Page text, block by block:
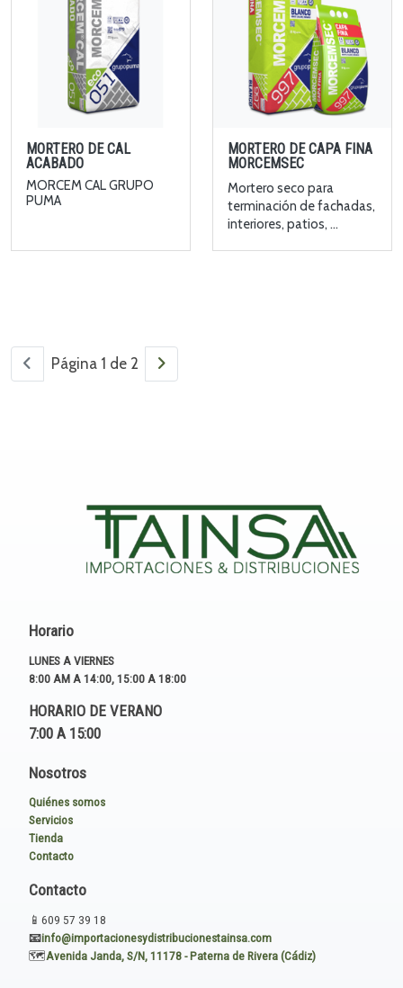
MORTERO DE CAL
ACABADO
MORCEM CAL GRUPO
PUMA
MORTERO DE CAPA FINA
MORCEMSEC
Mortero seco para
terminación de fachadas,
interiores, patios, ...
Página 1 de 2
Horario
LUNES A VIERNES
8:00 AM A 14:00, 15:00 A 18:00
HORARIO DE VERANO
7:00 A 15:00
Nosotros
Quiénes somos
Servicios
Tienda
Contacto
Contacto
📱 609 57 39 18
📧info@importacionesydistribucionestainsa.com
🗺️Avenida Janda, S/N, 11178 - Paterna de Rivera (Cádiz)